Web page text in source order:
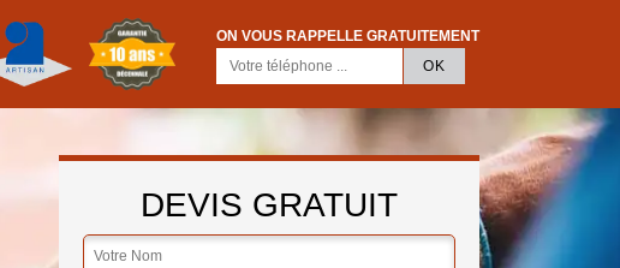
ON VOUS RAPPELLE GRATUITEMENT
DEVIS GRATUIT